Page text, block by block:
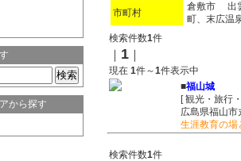
から探す
市町村
倉敷市
出
町、末広温
検索件数1件
｜ 1 ｜
現在 1件～1件表示中
■福山城
[ 観光・旅
広島県福山
生涯教育の場
検索件数1件